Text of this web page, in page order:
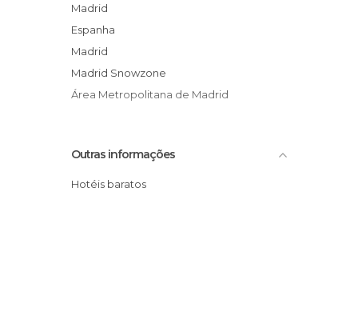
Madrid
Espanha
Madrid
Madrid Snowzone
Área Metropolitana de Madrid
Outras informações
Hotéis baratos